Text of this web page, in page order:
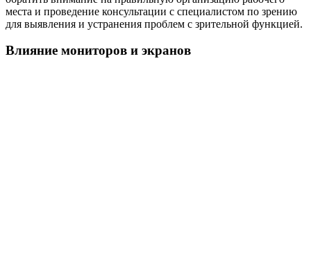
места и проведение консультации с специалистом по зрению
для выявления и устранения проблем с зрительной функцией.
Влияние мониторов и экранов